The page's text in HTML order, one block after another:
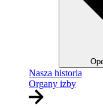
Nasza historia
Organy izby